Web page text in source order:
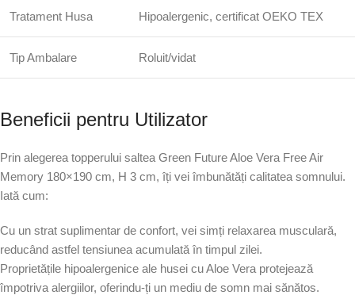
Tratament Husa Hipoalergenic, certificat OEKO TEX
Tip Ambalare Roluit/vidat
Beneficii pentru Utilizator
Prin alegerea topperului saltea Green Future Aloe Vera Free Air
Memory 180×190 cm, H 3 cm, îți vei îmbunătăți calitatea somnului.
Iată cum:
Cu un strat suplimentar de confort, vei simți relaxarea musculară,
reducând astfel tensiunea acumulată în timpul zilei.
Proprietățile hipoalergenice ale husei cu Aloe Vera protejează
împotriva alergiilor, oferindu-ți un mediu de somn mai sănătos.